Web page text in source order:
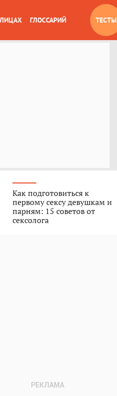
ЛИЦАХ ГЛОССАРИЙ ТЕСТЫ
Как подготовиться к
первому сексу девушкам и
парням: 15 советов от
сексолога